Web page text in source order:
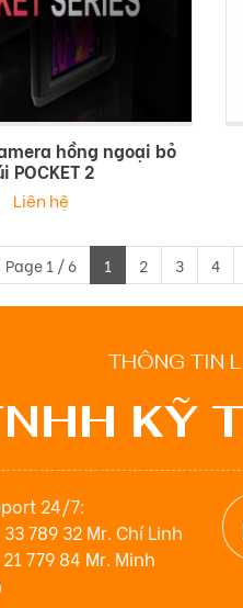
hồng ngoại bỏ
POCKET 2
Liên hệ
Page 1 / 6 1 2 3 4
THÔNG TIN
KỸ
24/7:
789 32 Mr. Chí Linh
779 84 Mr. Minh